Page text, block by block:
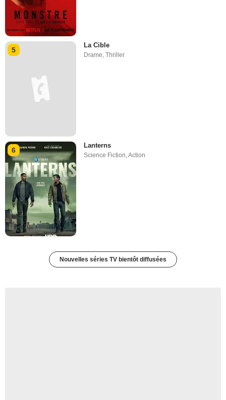
5
La Cible
Drame,Thriller
6
Lanterns
Science Fiction ,Action
Nouvelles séries TV bientôt diffusées